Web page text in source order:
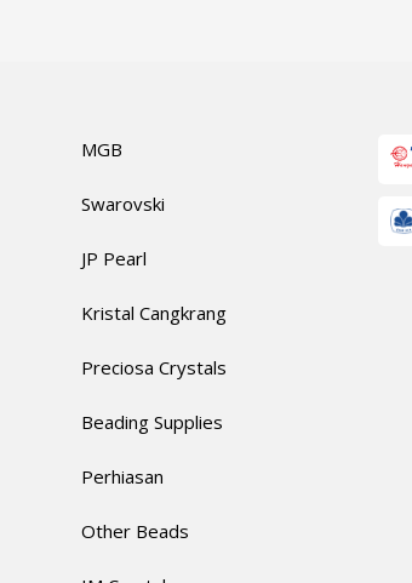
MGB
Swarovski
JP Pearl
Kristal Cangkrang
Preciosa Crystals
Beading Supplies
Perhiasan
Other Beads